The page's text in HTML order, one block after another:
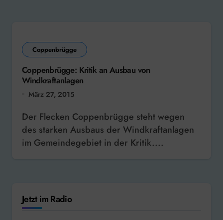
Coppenbrügge
Coppenbrügge: Kritik an Ausbau von
Windkraftanlagen
März 27, 2015
Der Flecken Coppenbrügge steht wegen
des starken Ausbaus der Windkraftanlagen
im Gemeindegebiet in der Kritik....
Jetzt im Radio